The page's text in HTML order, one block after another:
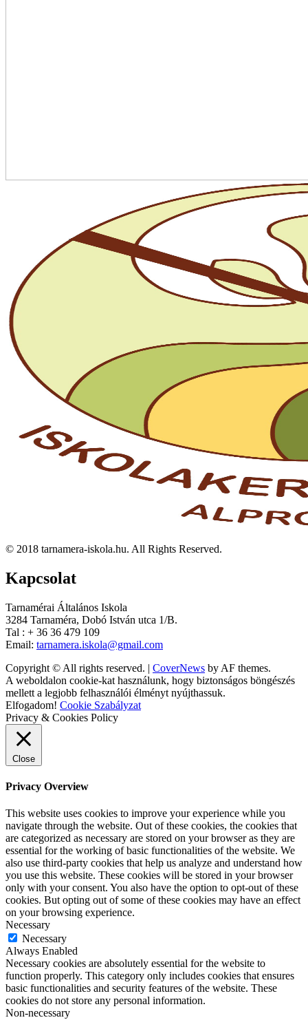
© 2018 tarnamera-iskola.hu. All Rights Reserved.
Kapcsolat
Tarnamérai Általános Iskola
3284 Tarnaméra, Dobó István utca 1/B.
Tal : + 36 36 479 109
Email: tarnamera.iskola@gmail.com
Copyright © All rights reserved. | CoverNews by AF themes.
A weboldalon cookie-kat használunk, hogy biztonságos böngészés
mellett a legjobb felhasználói élményt nyújthassuk.
Elfogadom! Cookie Szabályzat
Privacy & Cookies Policy
Close
Privacy Overview
This website uses cookies to improve your experience while you
navigate through the website. Out of these cookies, the cookies that
are categorized as necessary are stored on your browser as they are
essential for the working of basic functionalities of the website. We
also use third-party cookies that help us analyze and understand how
you use this website. These cookies will be stored in your browser
only with your consent. You also have the option to opt-out of these
cookies. But opting out of some of these cookies may have an effect
on your browsing experience.
Necessary
Necessary
Always Enabled
Necessary cookies are absolutely essential for the website to
function properly. This category only includes cookies that ensures
basic functionalities and security features of the website. These
cookies do not store any personal information.
Non-necessary